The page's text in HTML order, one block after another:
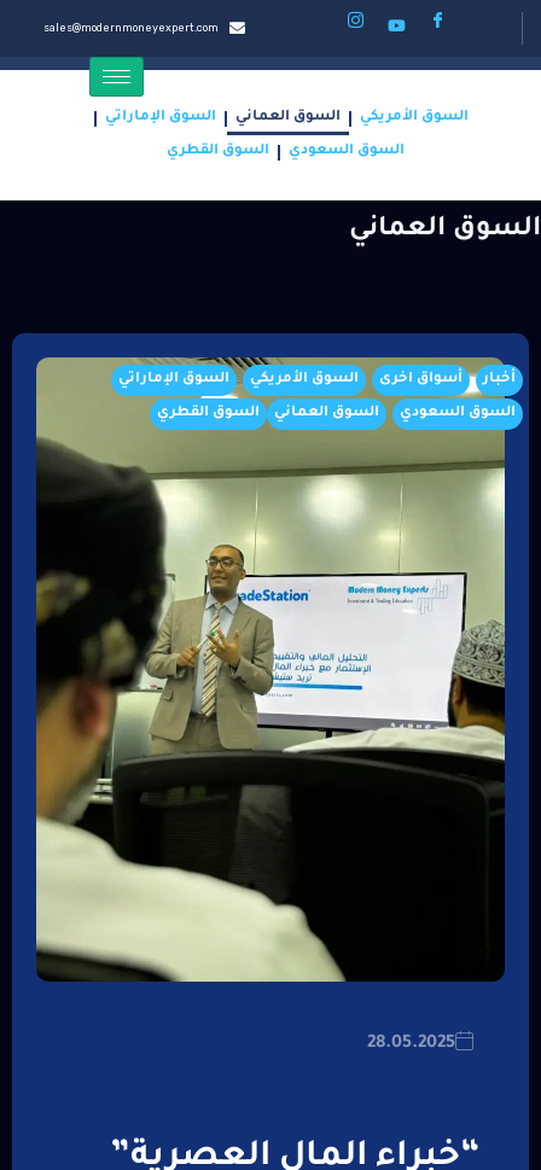
sales@modernmoneyexpert.com
العماني
السوق الأمريكي السوق العماني السوق الإماراتي
السوق السعودي السوق القطري
أخبار أسواق اخرى السوق الأمريكي السوق الإماراتي
السوق السعودي السوق العماني السوق القطري
28.05.2025
“خبراء المال العصرية”